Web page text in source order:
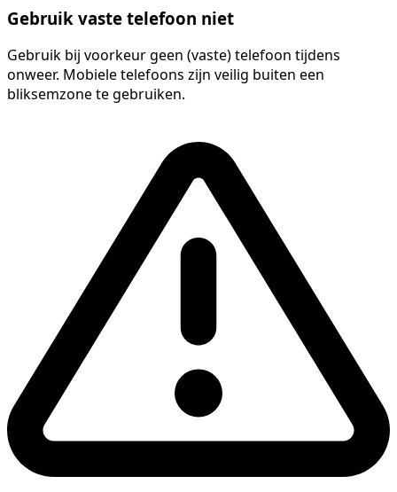
Gebruik vaste telefoon niet
Gebruik bij voorkeur geen (vaste) telefoon tijdens
onweer. Mobiele telefoons zijn veilig buiten een
bliksemzone te gebruiken.